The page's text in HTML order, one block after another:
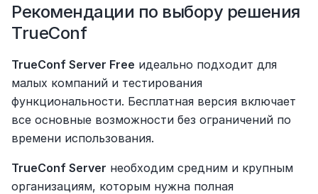
Рекомендации по выбору решения
TrueConf
TrueConf Server Free идеально подходит для
малых компаний и тестирования
функциональности. Бесплатная версия включает
все основные возможности без ограничений по
времени использования.
TrueConf Server необходим средним и крупным
организациям, которым нужна полная